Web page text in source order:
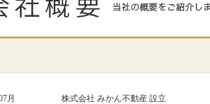
月 株式会社 みかん不動産 設立